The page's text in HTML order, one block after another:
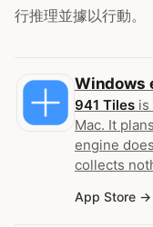
行推理並據以行動。
Windows
941 Tiles is
Mac. It
engine
collects
App Store